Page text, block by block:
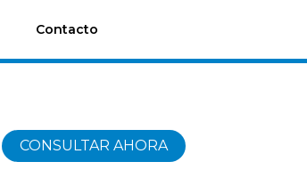
Contacto
CONSULTAR AHORA